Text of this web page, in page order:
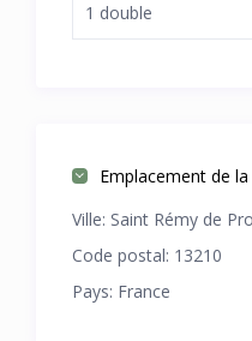
1 double
Emplacement de
Ville: Saint Rémy de
Code postal: 13210
Pays: France